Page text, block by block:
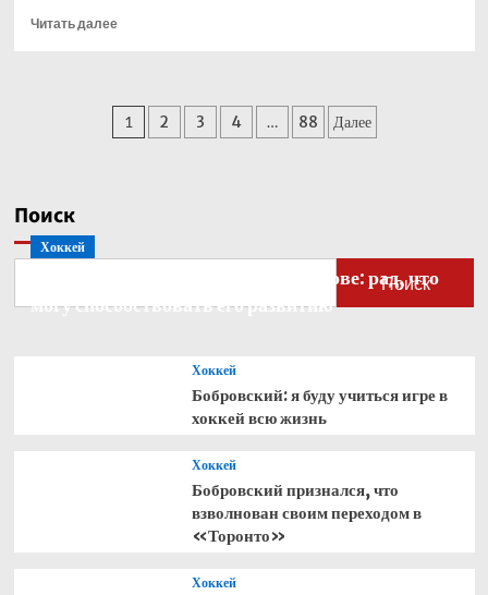
Читать далееПрочитать
сборной
Кабо-
Пагинация
1 2 3 4 … 88 Далее
Поиск
Поиск
Хоккей
Бобровский — о голкипере Ахтямове: рад, что
могу способствовать его развитию
Хоккей
Бобровский: я буду учиться игре в
хоккей всю жизнь
Хоккей
Бобровский признался, что
взволнован своим переходом в
«Торонто»
Хоккей